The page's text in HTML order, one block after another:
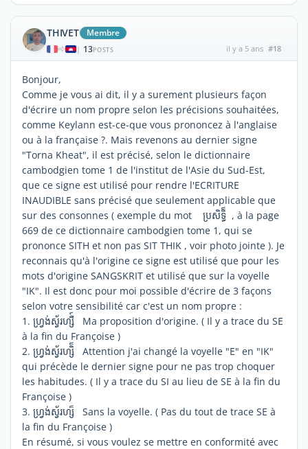
THIVET Membre
| 13POSTS il y a 5 ans #18
Bonjour,
Comme je vous ai dit, il y a surement plusieurs façon
d'écrire un nom propre selon les précisions souhaitées,
comme Keylann est-ce-que vous prononcez à l'anglaise
ou à la française ?. Mais revenons au dernier signe
"Torna Kheat", il est précisé, selon le dictionnaire
cambodgien tome 1 de l'institut de l'Asie du Sud-Est,
que ce signe est utilisé pour rendre l'ECRITURE
INAUDIBLE sans précisé que seulement applicable que
sur des consonnes ( exemple du mot ប្រសិទ្ធិ៏ , à la page
669 de ce dictionnaire cambodgien tome 1, qui se
prononce SITH et non pas SIT THIK , voir photo jointe ). Je
reconnais qu'à l'origine ce signe est utilisé que pour les
mots d'origine SANGSKRIT et utilisé que sur la voyelle
"IK". Il est donc pour moi possible d'écrire de 3 façons
selon votre sensibilité car c'est un nom propre :
1. ហ្រ្វង់ស្វ័រហ្សឺ៍ Ma proposition d'origine. ( Il y a trace du SE
à la fin du Françoise )
2. ហ្រ្វង់ស្វ័រហ្សិ៏​ Attention j'ai changé la voyelle "E" en "IK"
qui précède le dernier signe pour ne pas trop choquer
les habitudes. ( Il y a trace du SI au lieu de SE à la fin du
Françoise )
3. ហ្រ្វង់ស្វ័រហ្ស៏ Sans la voyelle. ( Pas du tout de trace SE à
la fin du Françoise )
En résumé, si vous voulez se mettre en conformité avec